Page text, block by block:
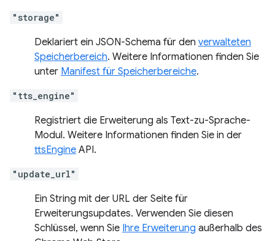
"storage"
Deklariert ein JSON-Schema für den verwalteten
Speicherbereich. Weitere Informationen finden Sie
unter Manifest für Speicherbereiche.
"tts_engine"
Registriert die Erweiterung als Text-zu-Sprache-
Modul. Weitere Informationen finden Sie in der
ttsEngine API.
"update_url"
Ein String mit der URL der Seite für
Erweiterungsupdates. Verwenden Sie diesen
Schlüssel, wenn Sie Ihre Erweiterung außerhalb des